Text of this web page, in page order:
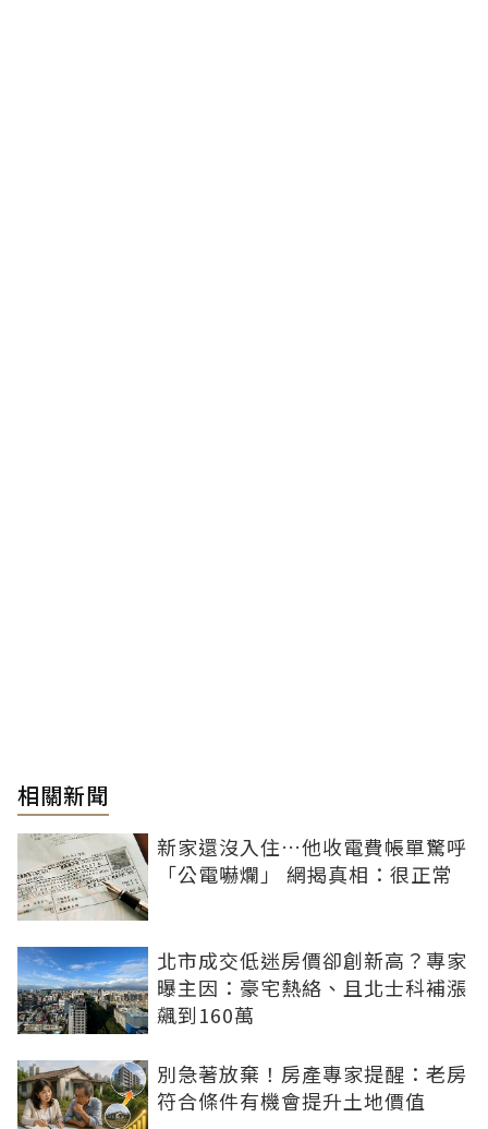
相關新聞
新家還沒入住…他收電費帳單驚呼
「公電嚇爛」 網揭真相：很正常
北市成交低迷房價卻創新高？專家
曝主因：豪宅熱絡、且北士科補漲
飆到160萬
別急著放棄！房產專家提醒：老房
符合條件有機會提升土地價值